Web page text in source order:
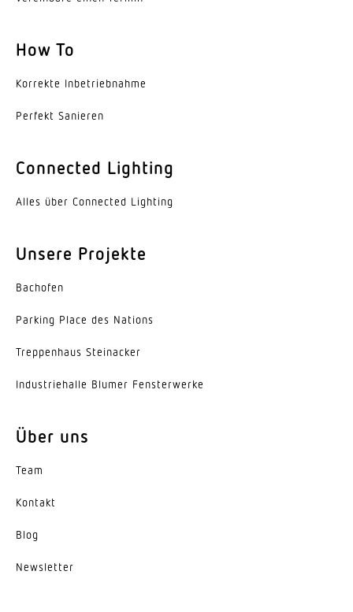
> 60000 Std
Ohne
Active & Passive Thermo Control
Mit Bewegungsmelder
Leistung
9,8 W
Softlichtstart
IK03
Schutzart
II
Umgebungstemperatur
von -20 bis 40 °C
How To
Korrekte Inbe­trieb­nahme
Perfekt Sanieren
Connected Lighting
Alles über Connected Lighting
Unsere Projekte
Bachofen
Parking Place des Nations
Trep­penhaus Steinacker
Indus­trie­halle Blumer Fensterwerke
Über uns
Team
Kontakt
Blog
News­letter